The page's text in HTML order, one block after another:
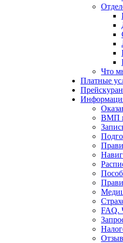
Что
Платные
ВМП
FAQ.